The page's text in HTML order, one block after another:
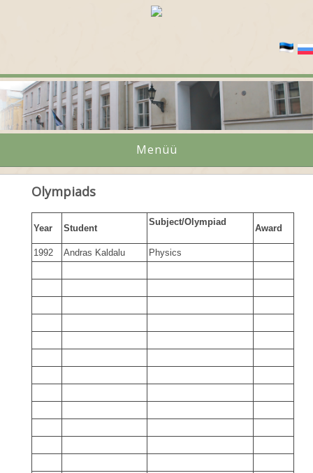
Menüü
Olympiads
Year Student
Subject/Olympiad
Award
1992 Andras Kaldalu Physics